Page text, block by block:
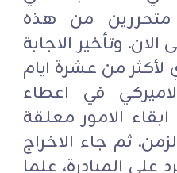
متحررين من هذه
وتأخير الاجابة
لأكثر من عشرة ايام
في اعطاء
الامور معلقة
ثم جاء الاخراج
على المبادرة، علما